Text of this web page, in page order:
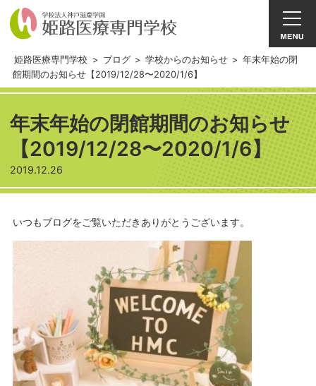
姫路医療専門学校 > ブログ > 学校からのお知らせ > 年末年始の閉
館期間のお知らせ【2019/12/28〜2020/1/6】
年末年始の閉館期間のお知らせ
【2019/12/28〜2020/1/6】
2019.12.26
いつもブログをご覧いただきありがとうございます。